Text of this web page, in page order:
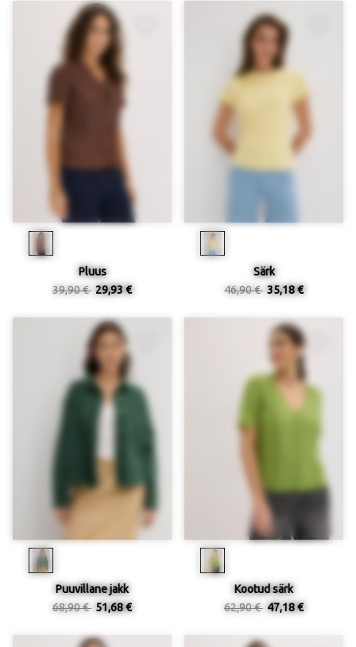
Pluus
39,90 € 29,93 €
Särk
46,90 € 35,18 €
Puuvillane jakk
68,90 € 51,68 €
Kootud särk
62,90 € 47,18 €